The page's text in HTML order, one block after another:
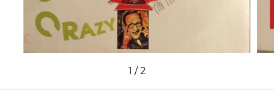
1 /2